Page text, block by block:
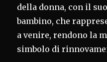
della donna, con il
bambino, che
a venire, rendono la
simbolo di